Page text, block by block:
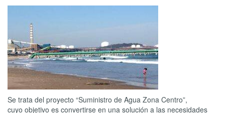
Se trata del proyecto “Suministro de Agua Zona Centro”,
cuyo objetivo es convertirse en una solución a las necesidades